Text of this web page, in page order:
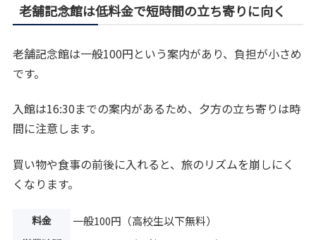
老舗記念館は低料金で短時間の立ち寄りに向く
老舗記念館は一般100円という案内があり、負担が小さめ
です。
入館は16:30までの案内があるため、夕方の立ち寄りは時
間に注意します。
買い物や食事の前後に入れると、旅のリズムを崩しにく
くなります。
料金 一般100円（高校生以下無料）